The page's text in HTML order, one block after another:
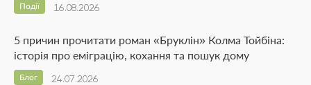
16.08.2026
Події
5 причин прочитати роман «Бруклін» Колма Тойбіна:
історія про еміграцію, кохання та пошук дому
24.07.2026
Блог